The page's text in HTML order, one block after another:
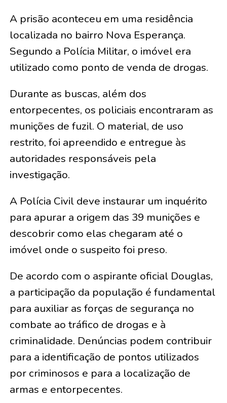
A prisão aconteceu em uma residência
localizada no bairro Nova Esperança.
Segundo a Polícia Militar, o imóvel era
utilizado como ponto de venda de drogas.
Durante as buscas, além dos
entorpecentes, os policiais encontraram as
munições de fuzil. O material, de uso
restrito, foi apreendido e entregue às
autoridades responsáveis pela
investigação.
A Polícia Civil deve instaurar um inquérito
para apurar a origem das 39 munições e
descobrir como elas chegaram até o
imóvel onde o suspeito foi preso.
De acordo com o aspirante oficial Douglas,
a participação da população é fundamental
para auxiliar as forças de segurança no
combate ao tráfico de drogas e à
criminalidade. Denúncias podem contribuir
para a identificação de pontos utilizados
por criminosos e para a localização de
armas e entorpecentes.